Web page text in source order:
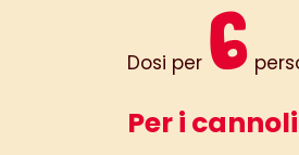
Dosi per 6
Per i